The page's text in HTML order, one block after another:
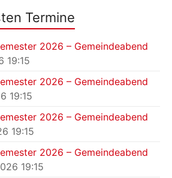
Termine
2026 – Gemeindeabend
19:15
2026 – Gemeindeabend
19:15
2026 – Gemeindeabend
19:15
2026 – Gemeindeabend
19:15